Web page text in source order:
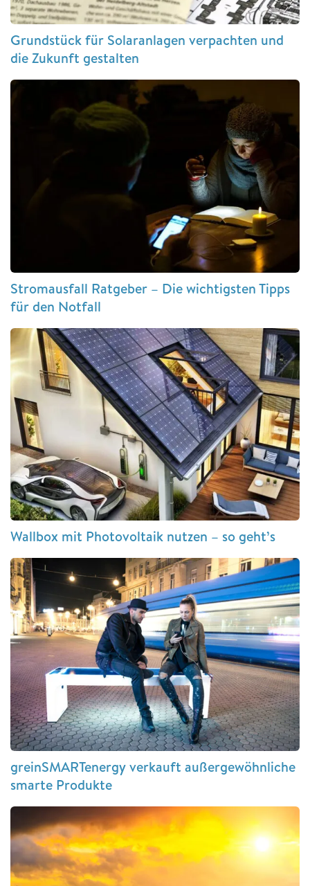
Grundstück für Solaranlagen verpachten und
die Zukunft gestalten
Stromausfall Ratgeber – Die wichtigsten Tipps
für den Notfall
Wallbox mit Photovoltaik nutzen – so geht’s
greinSMARTenergy verkauft außergewöhnliche
smarte Produkte